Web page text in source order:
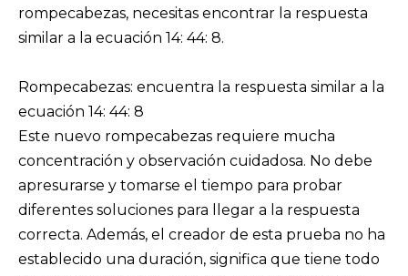
rompecabezas, necesitas encontrar la respuesta
similar a la ecuación 14: 44: 8.
Rompecabezas: encuentra la respuesta similar a la
ecuación 14: 44: 8
Este nuevo rompecabezas requiere mucha
concentración y observación cuidadosa. No debe
apresurarse y tomarse el tiempo para probar
diferentes soluciones para llegar a la respuesta
correcta. Además, el creador de esta prueba no ha
establecido una duración, significa que tiene todo